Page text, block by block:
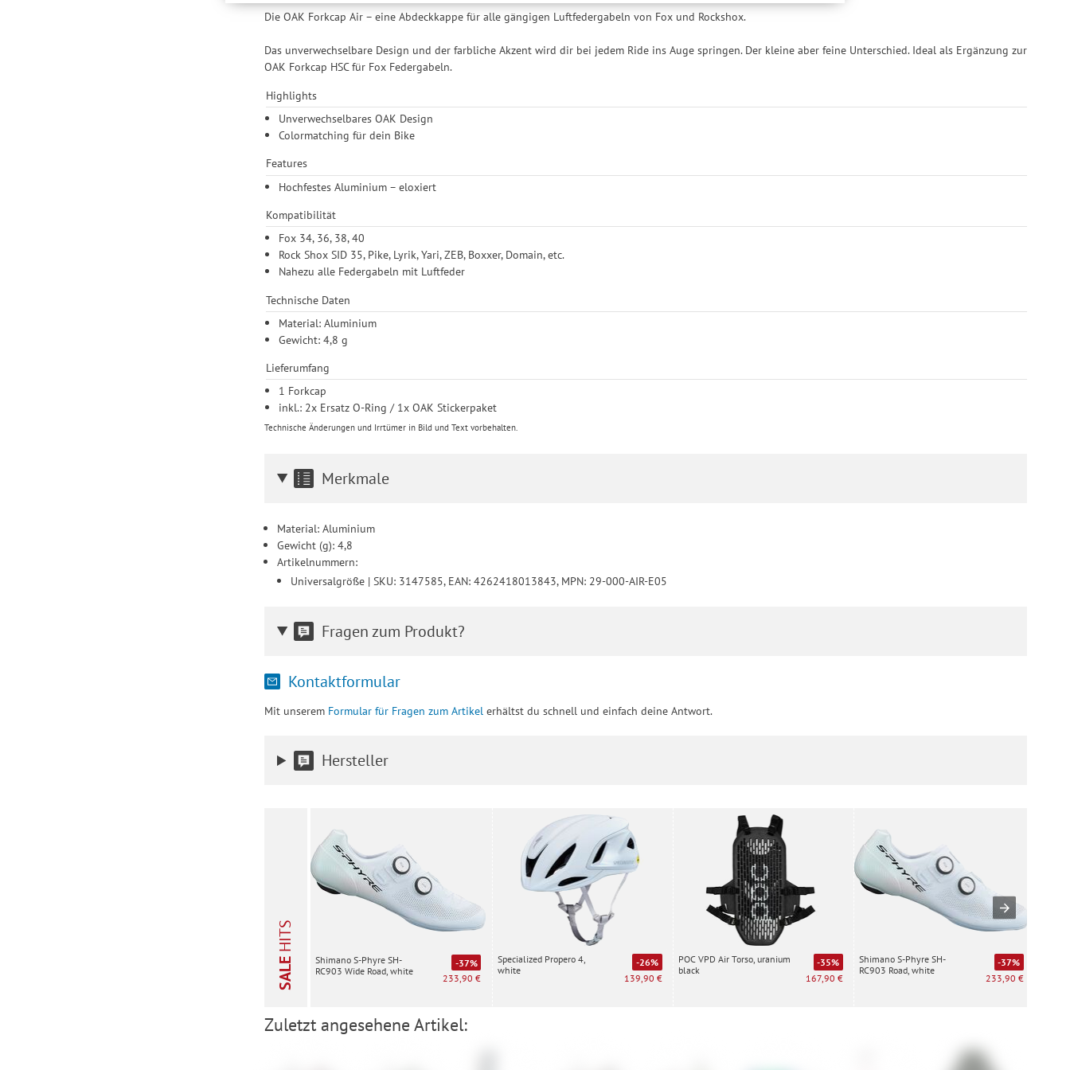
Nutzung unserer Website nicht erforderlich und gilt, bis sie widerrufen wird. Sie können Ihre Einwilligung unter
Die OAK Forkcap Air – eine Abdeckkappe für alle gängigen Luftfedergabeln von Fox und Rockshox.
Das unverwechselbare Design und der farbliche Akzent wird dir bei jedem Ride ins Auge springen. Der kleine aber feine Unterschied. Ideal als Ergänzung zur
OAK Forkcap HSC für Fox Federgabeln.
Highlights
Unverwechselbares OAK Design
Colormatching für dein Bike
Features
Hochfestes Aluminium – eloxiert
Kompatibilität
Fox 34, 36, 38, 40
Rock Shox SID 35, Pike, Lyrik, Yari, ZEB, Boxxer, Domain, etc.
Nahezu alle Federgabeln mit Luftfeder
Technische Daten
Material: Aluminium
Gewicht: 4,8 g
Lieferumfang
1 Forkcap
inkl.: 2x Ersatz O-Ring / 1x OAK Stickerpaket
Technische Änderungen und Irrtümer in Bild und Text vorbehalten.
Merkmale
Material: Aluminium
Gewicht (g): 4,8
Artikelnummern:
Universalgröße | SKU: 3147585, EAN: 4262418013843, MPN: 29-000-AIR-E05
Fragen zum Produkt?
Kontaktformular
Mit unserem Formular für Fragen zum Artikelerhältst du schnell und einfach deine Antwort.
Hersteller
SALE
HITS
Shimano S-Phyre SH-
RC903 Wide Road, white
-37%
233,90 €
Specialized Propero 4,
white
-26%
139,90 €
POC VPD Air Torso, uranium
black
-35%
167,90 €
Shimano S-Phyre SH-
RC903 Road, white
-37%
233,90 €
Zuletzt angesehene Artikel: